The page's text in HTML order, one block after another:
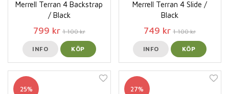
Merrell Terran 4 Backstrap
/ Black
799 kr 1 100 kr
INFO KÖP
Merrell Terran 4 Slide /
Black
749 kr 1 100 kr
INFO KÖP
25% 27%